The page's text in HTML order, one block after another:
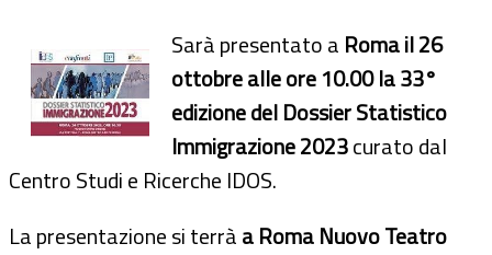
Sarà presentato a Roma il 26
ottobre alle ore 10.00 la 33°
edizione del Dossier Statistico
Immigrazione 2023curato dal
Centro Studi e Ricerche IDOS.
La presentazione si terràa Roma Nuovo Teatro